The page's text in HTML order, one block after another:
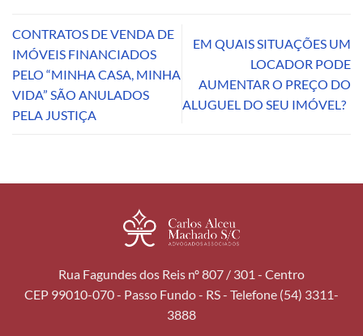
CONTRATOS DE VENDA DE
IMÓVEIS FINANCIADOS
PELO “MINHA CASA, MINHA
VIDA” SÃO ANULADOS
PELA JUSTIÇA
EM QUAIS SITUAÇÕES UM
LOCADOR PODE
AUMENTAR O PREÇO DO
ALUGUEL DO SEU IMÓVEL?
Rua Fagundes dos Reis nº 807 / 301 - Centro
CEP 99010-070 - Passo Fundo - RS - Telefone (54) 3311-
3888